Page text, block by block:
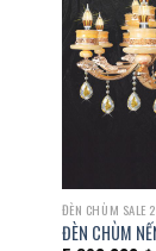
ĐÈN CHÙM SALE
ĐÈN CHÙM